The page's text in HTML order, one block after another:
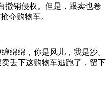
撤销侵权。但是，跟卖也卷
夺购物车。
绵绵，你是风儿，我是沙。
丢下这购物车逃跑了，留下